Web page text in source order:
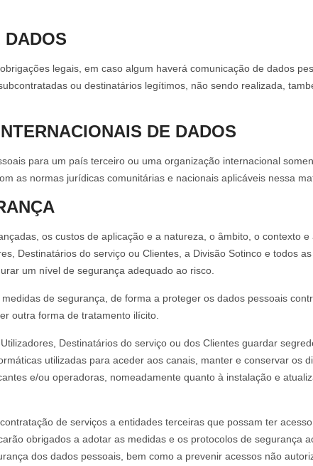
DADOS
legais, em caso algum haverá comunicação de dados
ou destinatários legítimos, não sendo realizada,
DE DADOS
para um país terceiro ou uma organização internacional
as normas jurídicas comunitárias e nacionais aplicáveis nessa
os custos de aplicação e a natureza, o âmbito, o contexto
Destinatários do serviço ou Clientes, a Divisão Sotinco e todos
um nível de segurança adequado ao risco.
de segurança, de forma a proteger os dados pessoais
outra forma de tratamento ilícito.
Destinatários do serviço ou dos Clientes guardar
utilizadas para aceder aos canais, manter e conservar os
e/ou operadoras, nomeadamente quanto à instalação e
de serviços a entidades terceiras que possam ter
obrigados a adotar as medidas e os protocolos de segurança
dos dados pessoais, bem como a prevenir acessos não